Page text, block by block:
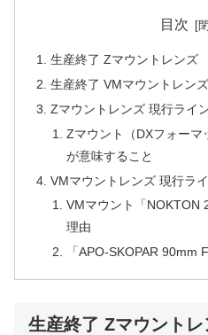
目次
生産終了 Zマウントレンズ
生産終了 VMマウントレン
Zマウントレンズ 現行ライ
Zマウント（DXフォーマ
が意味すること
VMマウントレンズ 現行ラ
VMマウント「NOKTON
理由
「APO-SKOPAR 90mm
生産終了 Zマウントレ